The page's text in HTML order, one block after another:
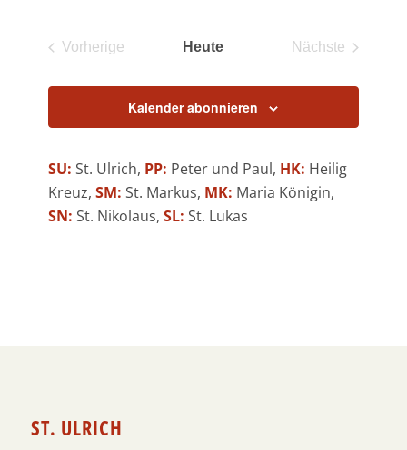
Datum
Vorherige
Heute
Nächste
Kalender abonnieren
SU: St. Ulrich, PP: Peter und Paul, HK: Heilig
Kreuz,SM: St. Markus, MK: Maria Königin,
SN: St. Nikolaus,SL: St. Lukas
ST. ULRICH